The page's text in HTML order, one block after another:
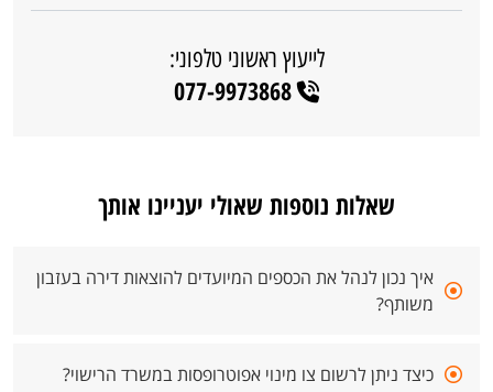
לייעוץ ראשוני טלפוני:
077-9973868
שאלות נוספות שאולי יעניינו אותך
איך נכון לנהל את הכספים המיועדים להוצאות דירה בעזבון
משותף?
כיצד ניתן לרשום צו מינוי אפוטרופסות במשרד הרישוי?